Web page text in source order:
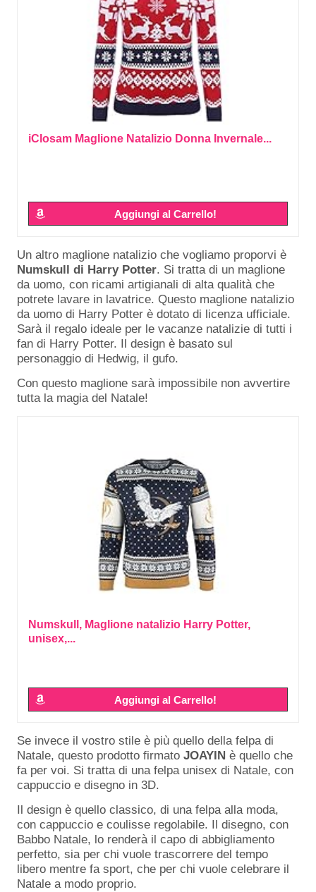
iClosam Maglione Natalizio Donna Invernale...
Aggiungi al Carrello!
Un altro maglione natalizio che vogliamo proporvi è
Numskull di Harry Potter. Si tratta di un maglione
da uomo, con ricami artigianali di alta qualità che
potrete lavare in lavatrice. Questo maglione natalizio
da uomo di Harry Potter è dotato di licenza ufficiale.
Sarà il regalo ideale per le vacanze natalizie di tutti i
fan di Harry Potter. Il design è basato sul
personaggio di Hedwig, il gufo.
Con questo maglione sarà impossibile non avvertire
tutta la magia del Natale!
Numskull, Maglione natalizio Harry Potter,
unisex,...
Aggiungi al Carrello!
Se invece il vostro stile è più quello della felpa di
Natale, questo prodotto firmato JOAYIN è quello che
fa per voi. Si tratta di una felpa unisex di Natale, con
cappuccio e disegno in 3D.
Il design è quello classico, di una felpa alla moda,
con cappuccio e coulisse regolabile. Il disegno, con
Babbo Natale, lo renderà il capo di abbigliamento
perfetto, sia per chi vuole trascorrere del tempo
libero mentre fa sport, che per chi vuole celebrare il
Natale a modo proprio.